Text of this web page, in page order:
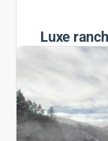
Luxe
Yeeha! Dat
echte
State.
historische